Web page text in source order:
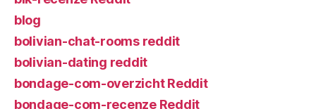
blog
bolivian-chat-rooms reddit
bolivian-dating reddit
bondage-com-overzicht Reddit
bondage-com-recenze Reddit